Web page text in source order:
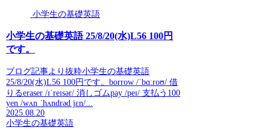
小学生の基礎英語
小学生の基礎英語 25/8/20(水)L56 100円
です。
ブログ記事より抜粋小学生の基礎英語
25/8/20(水)L56 100円です。borrow /ˈbɑːroʊ/ 借
りるeraser /ɪˈreɪsər/ 消しゴムpay /peɪ/ 支払う100
yen /wʌn ˈhʌndrəd jɛn/...
2025.08.20
小学生の基礎英語